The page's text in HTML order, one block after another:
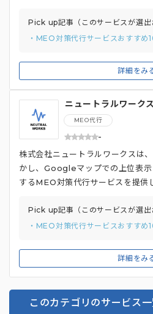
詳細をみ
gleマイビジネス（GBP）の設定
カウント取得から情報登録、画像
得支援ツール「マップレビュー」
読み込むだけで口コミ投稿を促せ
ミを増やし、客観的な評価を高め
ます。さらに、地域検索順位の向
いて、店舗所在地の市区町村に合
更することで、精度の高い順位計
Pick up記事（このサービスが選出
ニュートラルワーク
MEO代行
-
詳細をみ
株式会社ニュートラルワークスは
かし、Googleマップでの上位表
するMEO対策代行サービスを提供
たるデジタルマーケティングサー
点が特徴です。 自社メディア運営
寧にヒアリングし、それぞれに最
サービスも魅力です。店舗の魅力
社以上あり、さまざまな業界・業
ウが豊富です。
Pick up記事（このサービスが選出
このカテゴリのサービス